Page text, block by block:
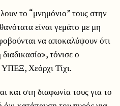
το “μνημόνιο” τους στην
είναι γεμάτο με μη
να αποκαλύψουν ότι
τόνισε ο
Χεόρχι Τίχι.
και στη διαφωνία τους για το